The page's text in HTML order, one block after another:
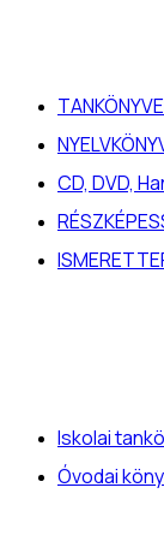
CD, DVD,
Iskolai
Óvodai